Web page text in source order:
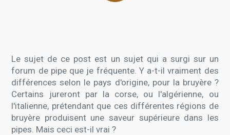
Le sujet de ce post est un sujet qui a surgi sur un
forum de pipe que je fréquente. Y a-t-il vraiment des
différences selon le pays d'origine, pour la bruyère ?
Certains jureront par la corse, ou l'algérienne, ou
l'italienne, prétendant que ces différentes régions de
bruyère produisent une saveur supérieure dans les
pipes. Mais ceci est-il vrai ?